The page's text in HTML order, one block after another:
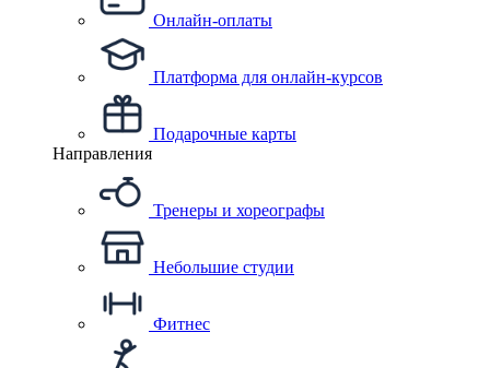
Онлайн-оплаты
Платформа для онлайн-курсов
Подарочные карты
Направления
Тренеры и хореографы
Небольшие студии
Фитнес